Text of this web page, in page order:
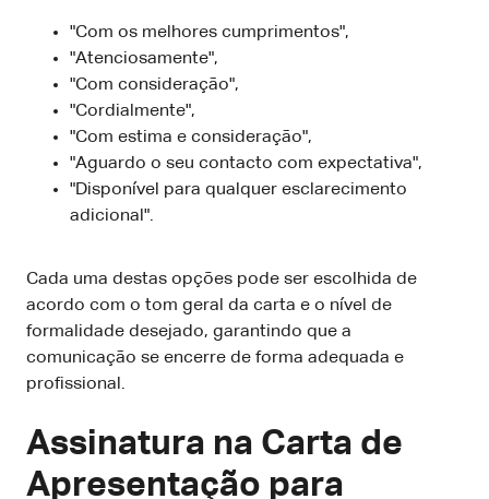
"Com os melhores cumprimentos",
"Atenciosamente",
"Com consideração",
"Cordialmente",
"Com estima e consideração",
"Aguardo o seu contacto com expectativa",
"Disponível para qualquer esclarecimento
adicional".
Cada uma destas opções pode ser escolhida de
acordo com o tom geral da carta e o nível de
formalidade desejado, garantindo que a
comunicação se encerre de forma adequada e
profissional.
Assinatura na Carta de
Apresentação para